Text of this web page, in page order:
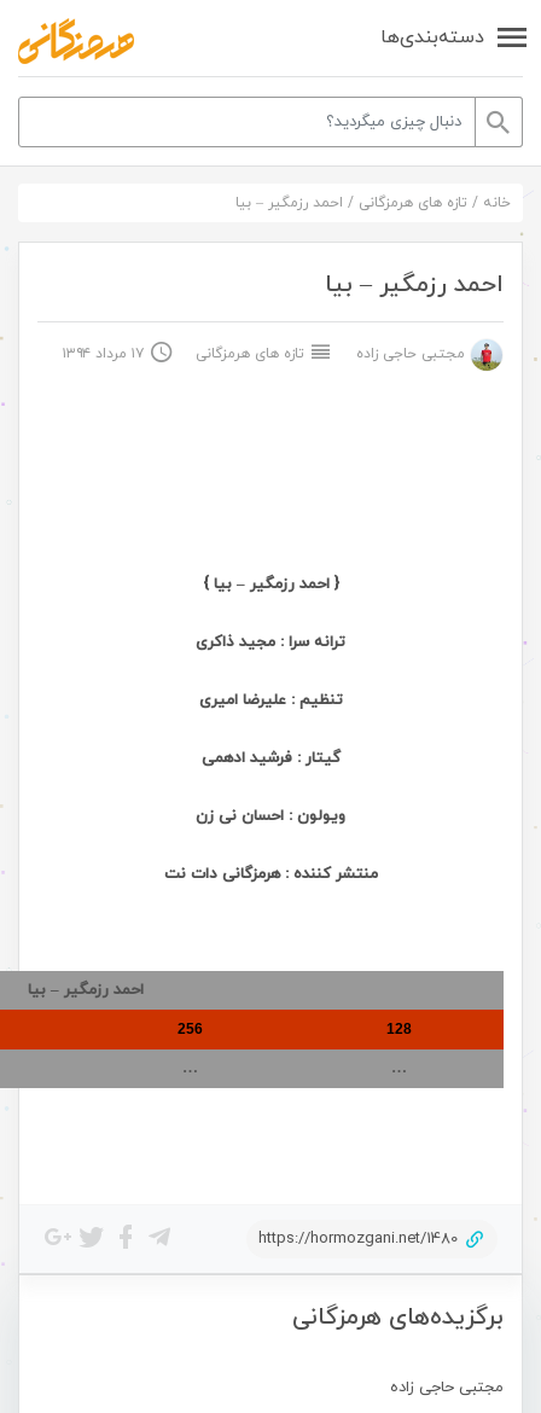
دسته‌بندی‌ها
برگزیده‌های هرمزگانی
مجتبی حاجی زاده
خانه / تازه های هرمزگانی / احمد رزمگیر – بیا
احمد رزمگیر – بیا
مجتبی حاجی زاده تازه های هرمزگانی ۱۷ مرداد ۱۳۹۴
{ احمد رزمگیر – بیا }
ترانه سرا : مجید ذاکری
تنظیم : علیرضا امیری
گیتار : فرشید ادهمی
ویولون : احسان نی زن
منتشر کننده : هرمزگانی دات نت
احمد رزمگیر – بیا
128
256
…
…
https://hormozgani.net/1480